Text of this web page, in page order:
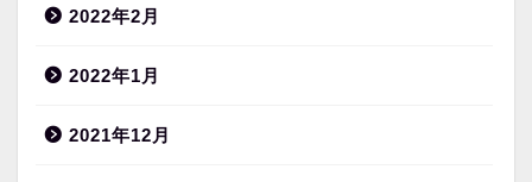
2022年2月
2022年1月
2021年12月